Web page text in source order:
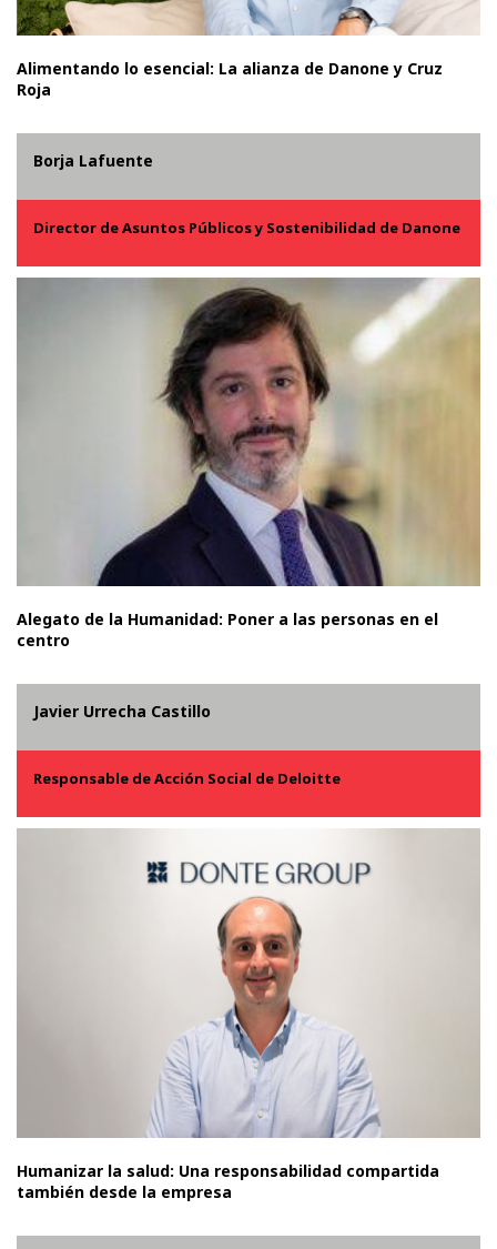
Alimentando lo esencial: La alianza de Danone y Cruz
Roja
Borja Lafuente
Director de Asuntos Públicos y Sostenibilidad de Danone
Alegato de la Humanidad: Poner a las personas en el
centro
Javier Urrecha Castillo
Responsable de Acción Social de Deloitte
Humanizar la salud: Una responsabilidad compartida
también desde la empresa